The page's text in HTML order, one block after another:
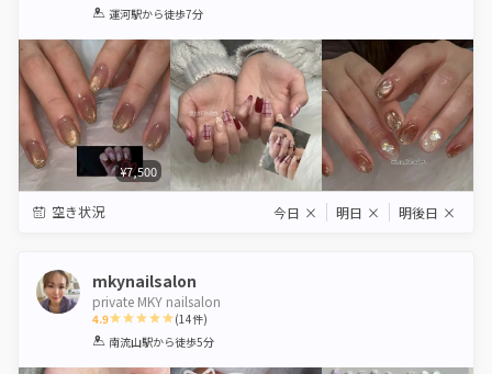
1 2 3 4 5
運河駅から徒歩7分
¥7,500
空き状況 今日 × 明日 × 明後日 ×
mkynailsalon
private MKY nailsalon
4.9
1 2 3 4 5
(14件)
南流山駅から徒歩5分